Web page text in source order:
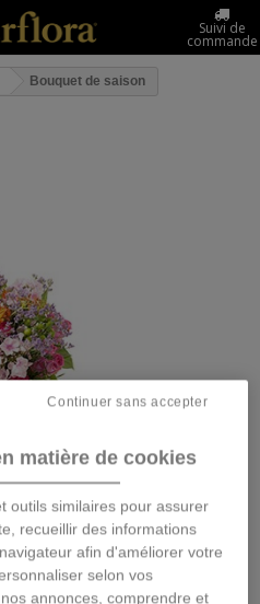
Suivi de
commande
Bouquet de saison
Agrandir l'image
SAISON
matière de cookies
outils similaires pour assurer
recueillir des informations
afin d'améliorer votre
selon vos
annonces, comprendre et
Continuer sans accepter